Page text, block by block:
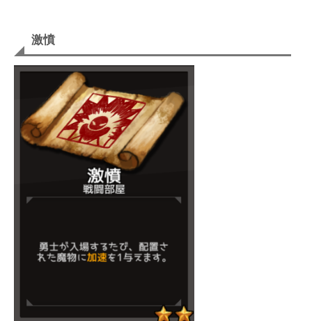
激憤